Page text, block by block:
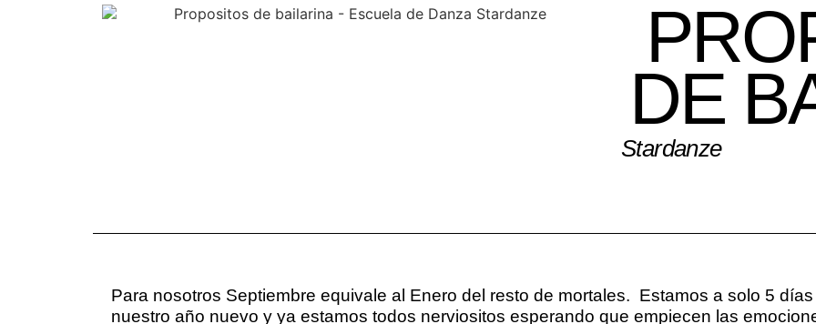
DE
Stardanze
Para nosotros Septiembre equivale al Enero del resto de mortales. Estamos a solo 5
nuestro año nuevo y ya estamos todos nerviositos esperando que empiecen las